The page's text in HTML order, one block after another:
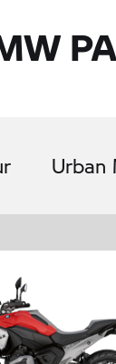
Urban